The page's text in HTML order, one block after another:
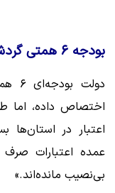
بودجه ۶ همتی گردشگری و سهم ناچیز بومگردی‌ها
اختصاص داده، اما
اعتبار در استان‌ها
عمده اعتبارات
بی‌نصیب مانده‌اند.»